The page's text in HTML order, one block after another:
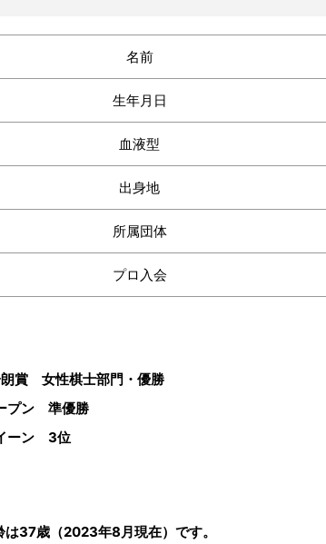
名前
生年月日
血液型
出身地
所属団体
プロ入会
賞 女性棋士部門・優勝
プン 準優勝
ーン 3位
37歳（2023年8月現在）です。